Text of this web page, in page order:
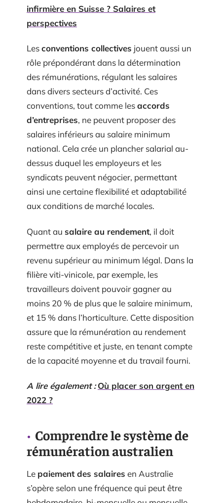
infirmière en Suisse ? Salaires et
perspectives
Lesconventions collectives jouent aussi un
rôle prépondérant dans la détermination
des rémunérations, régulant les salaires
dans divers secteurs d’activité. Ces
conventions, tout comme lesaccords
d’entreprises, ne peuvent proposer des
salaires inférieurs au salaire minimum
national. Cela crée un plancher salarial au-
dessus duquel les employeurs et les
syndicats peuvent négocier, permettant
ainsi une certaine flexibilité et adaptabilité
aux conditions de marché locales.
Quant au salaire au rendement, il doit
permettre aux employés de percevoir un
revenu supérieur au minimum légal. Dans la
filière viti-vinicole, par exemple, les
travailleurs doivent pouvoir gagner au
moins 20 % de plus que le salaire minimum,
et 15 % dans l’horticulture. Cette disposition
assure que la rémunération au rendement
reste compétitive et juste, en tenant compte
de la capacité moyenne et du travail fourni.
A lire également : Où placer son argent en
2022 ?
Comprendre le système de
rémunération australien
Le paiement des salaires en Australie
s’opère selon une fréquence qui peut être